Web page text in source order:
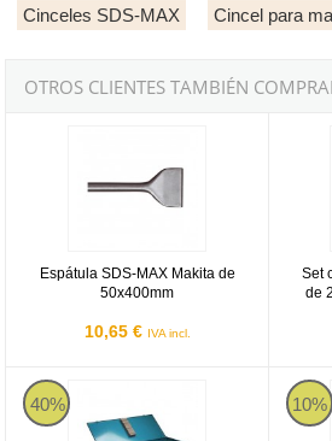
Cinceles SDS-MAX Cincel para
OTROS CLIENTES TAMBIÉN
Espátula SDS-MAX Makita de
50x400mm
10,65 € IVA incl.
Set
de
40%
Set de demolición Makita SDS-MAX
10%
Set